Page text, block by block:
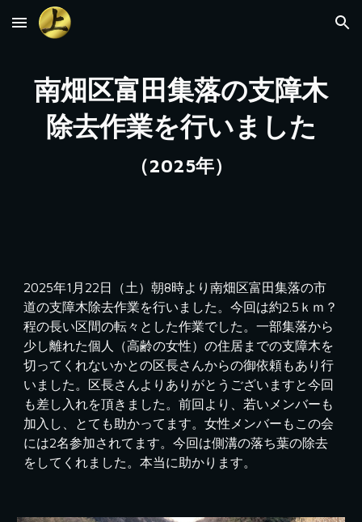
Skip to main content Skip to navigation
南畑区富田集落の支障木
除去作業を行いました
（2025年）
2025年1月22日（土）朝8時より南畑区富田集落の市
道の支障木除去作業を行いました。今回は約2.5ｋｍ？
程の長い区間の転々とした作業でした。一部集落から
少し離れた個人（高齢の女性）の住居までの支障木を
切ってくれないかとの区長さんからの御依頼もあり行
いました。区長さんよりありがとうございますと今回
も差し入れを頂きました。前回より、若いメンバーも
加入し、とても助かってます。女性メンバーもこの会
には2名参加されてます。今回は側溝の落ち葉の除去
をしてくれました。本当に助かります。